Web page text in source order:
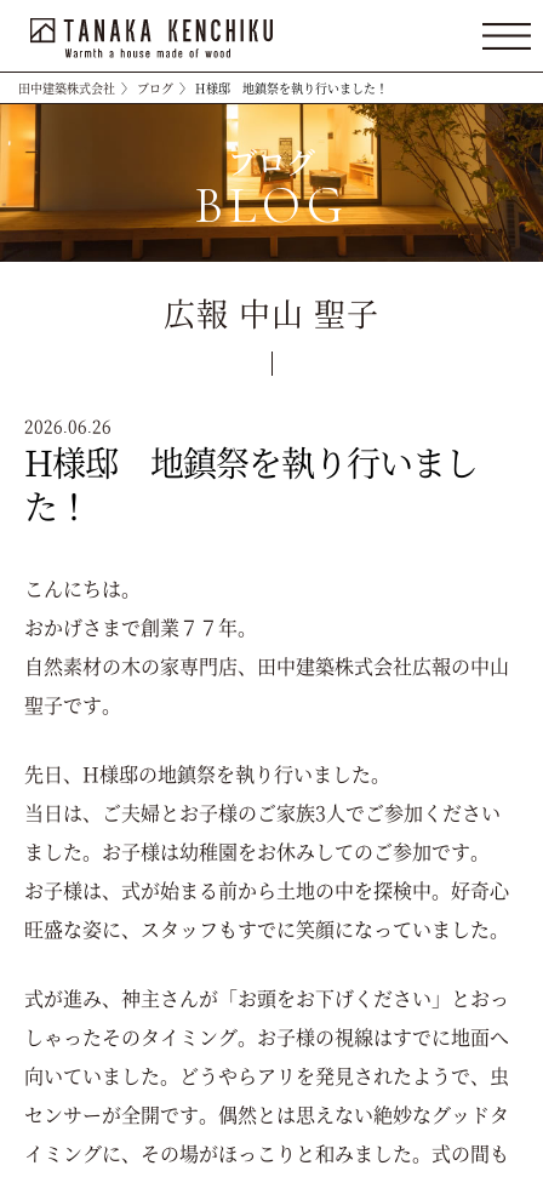
田中建築株式会社 〉 ブログ 〉 H様邸 地鎮祭を執り行いました！
ブログ
BLOG
広報 中山 聖子
2026.06.26
H様邸 地鎮祭を執り行いまし
た！
こんにちは。
おかげさまで創業７７年。
自然素材の木の家専門店、田中建築株式会社広報の中山
聖子です。
先日、H様邸の地鎮祭を執り行いました。
当日は、ご夫婦とお子様のご家族3人でご参加ください
ました。お子様は幼稚園をお休みしてのご参加です。
お子様は、式が始まる前から土地の中を探検中。好奇心
旺盛な姿に、スタッフもすでに笑顔になっていました。
式が進み、神主さんが「お頭をお下げください」とおっ
しゃったそのタイミング。お子様の視線はすでに地面へ
向いていました。どうやらアリを発見されたようで、虫
センサーが全開です。偶然とは思えない絶妙なグッドタ
イミングに、その場がほっこりと和みました。式の間も